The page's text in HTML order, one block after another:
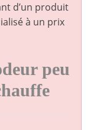
d’un produit
à un prix
peu